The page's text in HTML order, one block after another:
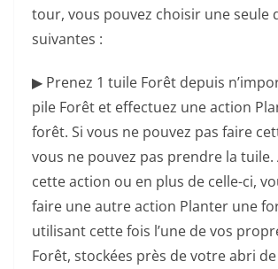
tour, vous pouvez choisir une seule
suivantes :
▶ Prenez 1 tuile Forêt depuis
pile Forêt et effectuez une action
forêt. Si vous ne pouvez pas faire
vous ne pouvez pas prendre la tuile.
cette action ou en plus de celle-ci,
faire une autre action Planter une
utilisant cette fois l’une de vos
Forêt, stockées près de votre abri